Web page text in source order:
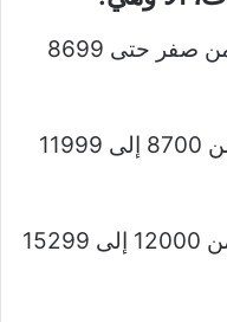
الفئة الأولي: ممن رواتبهم من صفر حتى 8699
الفئة الثانية: ممن رواتبهم من 8700 إلى 11999
الفئة الثالثة: ممن رواتبهم من 12000 إلى 15299